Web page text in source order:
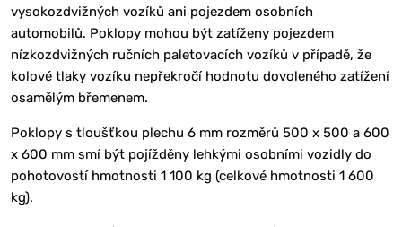
vysokozdvižných vozíků ani pojezdem osobních
automobilů. Poklopy mohou být zatíženy pojezdem
nízkozdvižných ručních paletovacích vozíků v případě, že
kolové tlaky vozíku nepřekročí hodnotu dovoleného zatížení
osamělým břemenem.
Poklopy s tloušťkou plechu 6 mm rozměrů 500 x 500 a 600
x 600 mm smí být pojížděny lehkými osobními vozidly do
pohotovostí hmotnosti 1 100 kg (celkové hmotnosti 1 600
kg).